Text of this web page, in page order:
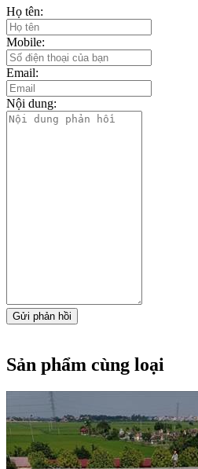
Họ tên:
Mobile:
Email:
Nội dung:
Gửi phản hồi
Sản phẩm cùng loại